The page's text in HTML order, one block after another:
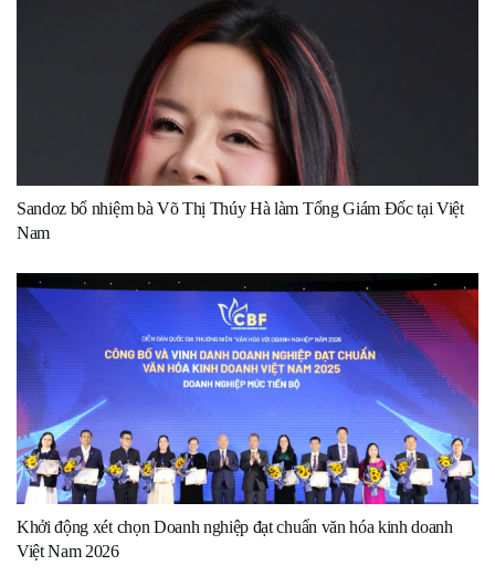
Sandoz bổ nhiệm bà Võ Thị Thúy Hà làm Tổng Giám Đốc tại Việt
Nam
Khởi động xét chọn Doanh nghiệp đạt chuẩn văn hóa kinh doanh
Việt Nam 2026